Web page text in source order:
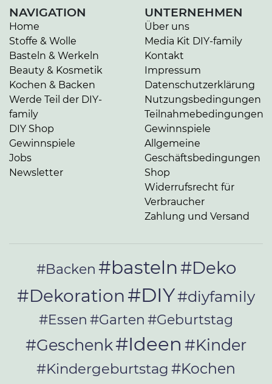
NAVIGATION
Home
Stoffe & Wolle
Basteln & Werkeln
Beauty & Kosmetik
Kochen & Backen
Werde Teil der DIY-
family
DIY Shop
Gewinnspiele
Jobs
Newsletter
UNTERNEHMEN
Über uns
Media Kit DIY-family
Kontakt
Impressum
Datenschutzerklärung
Nutzungsbedingungen
Teilnahmebedingungen
Gewinnspiele
Allgemeine
Geschäftsbedingungen
Shop
Widerrufsrecht für
Verbraucher
Zahlung und Versand
#Backen #basteln#Deko
#Dekoration #DIY#diyfamily
#Essen #Garten #Geburtstag
#Geschenk#Ideen #Kinder
#Kindergeburtstag #Kochen